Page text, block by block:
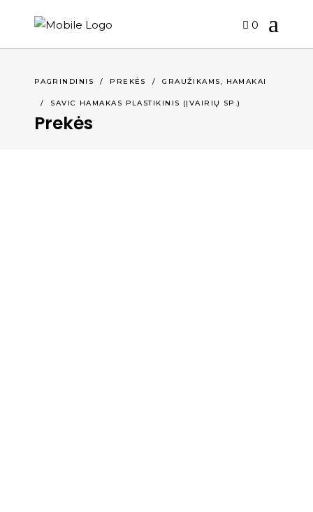
0
PAGRINDINIS / PREKĖS /GRAUŽIKAMS, HAMAKAI
/ SAVIC HAMAKAS PLASTIKINIS (ĮVAIRIŲ SP.)
Prekės